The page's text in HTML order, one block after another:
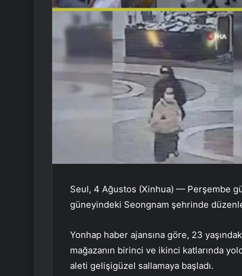
Seul, 4 Ağustos (Xinhua) — Perşembe
güneyindeki Seongnam şehrinde
Yonhap haber ajansına göre, 23
mağazanın birinci ve ikinci katlarında
aleti gelişigüzel sallamaya başladı.